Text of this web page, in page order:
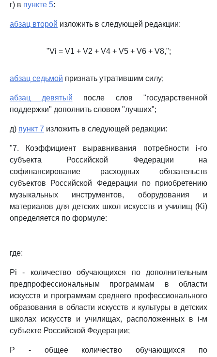
г) в пункте 5:
абзац второй изложить в следующей редакции:
"Vi = V1 + V2 + V4 + V5 + V6 + V8,";
абзац седьмой признать утратившим силу;
абзац девятый после слов "государственной
поддержки" дополнить словом "лучших";
д) пункт 7 изложить в следующей редакции:
"7. Коэффициент выравнивания потребности i-го
субъекта Российской Федерации на
софинансирование расходных обязательств
субъектов Российской Федерации по приобретению
музыкальных инструментов, оборудования и
материалов для детских школ искусств и училищ (Ki)
определяется по формуле:
где:
Pi - количество обучающихся по дополнительным
предпрофессиональным программам в области
искусств и программам среднего профессионального
образования в области искусств и культуры в детских
школах искусств и училищах, расположенных в i-м
субъекте Российской Федерации;
P - общее количество обучающихся по